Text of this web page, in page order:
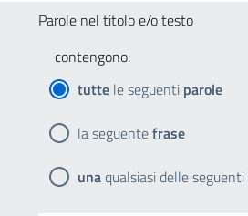
Parole nel titolo e/o testo
contengono:
tutte le seguenti parole
la seguentefrase
unaqualsiasi delle seguenti